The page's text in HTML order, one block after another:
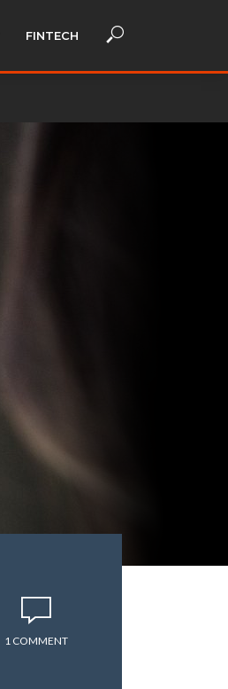
FINTECH
1 COMMENT